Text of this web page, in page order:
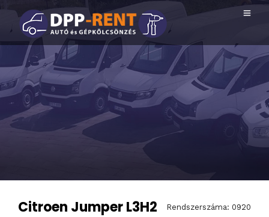
Citroen Jumper L3H2 Rendszerszáma: 0920